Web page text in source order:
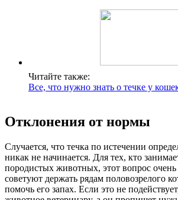
Читайте также:
Все, что нужно знать о течке у
Отклонения от нормы
Случается, что течка по истечении
никак не начинается. Для тех, кто
породистых животных, этот вопрос
советуют держать рядам половозрелого
помочь его запах. Если это не